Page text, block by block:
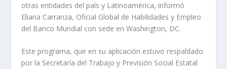
otras entidades del país y Latinoamérica, informó
Eliana Carranza, Oficial Global de Habilidades y Empleo
del Banco Mundial con sede en Washington, DC.
Este programa, que en su aplicación estuvo respaldado
por la Secretaría del Trabajo y Previsión Social Estatal